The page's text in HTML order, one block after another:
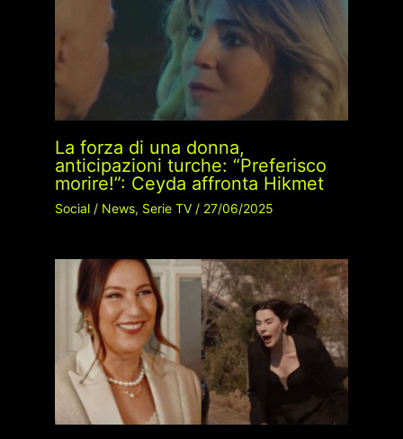
La forza di una donna,
anticipazioni turche: “Preferisco
morire!”: Ceyda affronta Hikmet
Social/ News, Serie TV/ 27/06/2025